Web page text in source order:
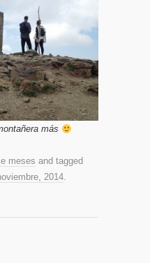
más
meses and tagged
2014.